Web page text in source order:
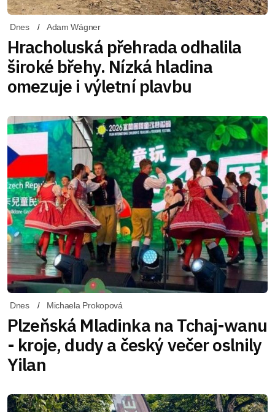
Dnes Adam Wágner
Hracholuská přehrada odhalila
široké břehy. Nízká hladina
omezuje i výletní plavbu
Dnes Michaela Prokopová
Plzeňská Mladinka na Tchaj-wanu
- kroje, dudy a český večer oslnily
Yilan